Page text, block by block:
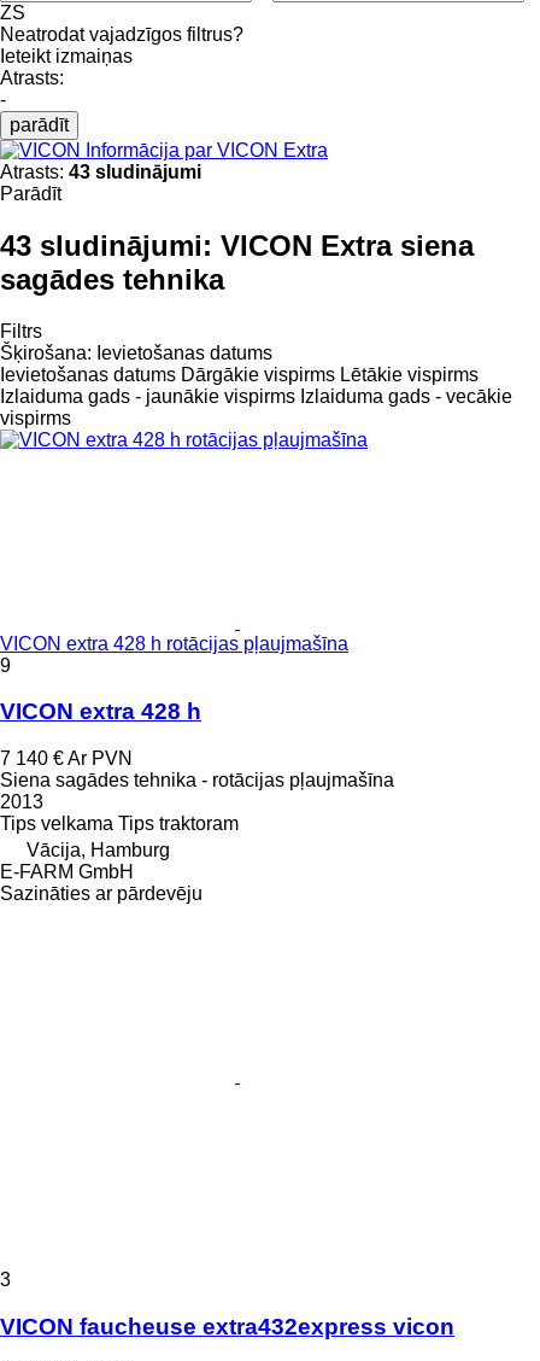
ZS
Neatrodat vajadzīgos filtrus?
Ieteikt izmaiņas
Atrasts:
-
parādīt
Informācija par VICON Extra
Atrasts: 43 sludinājumi
Parādīt
43 sludinājumi: VICON Extra siena
sagādes tehnika
Filtrs
Šķirošana: Ievietošanas datums
Ievietošanas datums Dārgākie vispirms Lētākie vispirms
Izlaiduma gads - jaunākie vispirms Izlaiduma gads - vecākie
vispirms
VICON extra 428 h rotācijas pļaujmašīna
9
VICON extra 428 h
7 140 €Ar PVN
Siena sagādes tehnika - rotācijas pļaujmašīna
2013
Tips velkama Tips traktoram
Vācija, Hamburg
E-FARM GmbH
Sazināties ar pārdevēju
3
VICON faucheuse extra432express vicon